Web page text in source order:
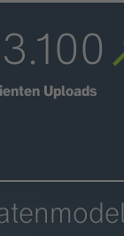
Uploads